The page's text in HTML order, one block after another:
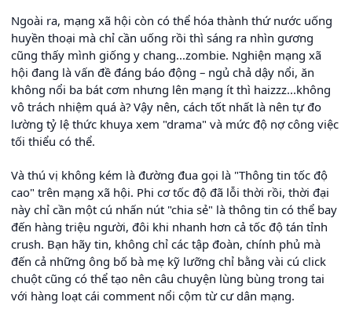
Ngoài ra, mạng xã hội còn có thể hóa thành thứ nước uống
huyền thoại mà chỉ cần uống rồi thì sáng ra nhìn gương
cũng thấy mình giống y chang...zombie. Nghiện mạng xã
hội đang là vấn đề đáng báo động – ngủ chả dậy nổi, ăn
không nổi ba bát cơm nhưng lên mạng ít thì haizzz...không
vô trách nhiệm quá à? Vậy nên, cách tốt nhất là nên tự đo
lường tỷ lệ thức khuya xem "drama" và mức độ nợ công việc
tối thiểu có thể.
Và thú vị không kém là đường đua gọi là "Thông tin tốc độ
cao" trên mạng xã hội. Phi cơ tốc độ đã lỗi thời rồi, thời đại
này chỉ cần một cú nhấn nút "chia sẻ" là thông tin có thể bay
đến hàng triệu người, đôi khi nhanh hơn cả tốc độ tán tỉnh
crush. Bạn hãy tin, không chỉ các tập đoàn, chính phủ mà
đến cả những ông bố bà mẹ kỹ lưỡng chỉ bằng vài cú click
chuột cũng có thể tạo nên câu chuyện lùng bùng trong tai
với hàng loạt cái comment nổi cộm từ cư dân mạng.